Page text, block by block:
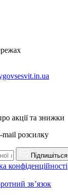
акції та знижки
розсилку
Підпишіться
конфіденційності
зв’язок